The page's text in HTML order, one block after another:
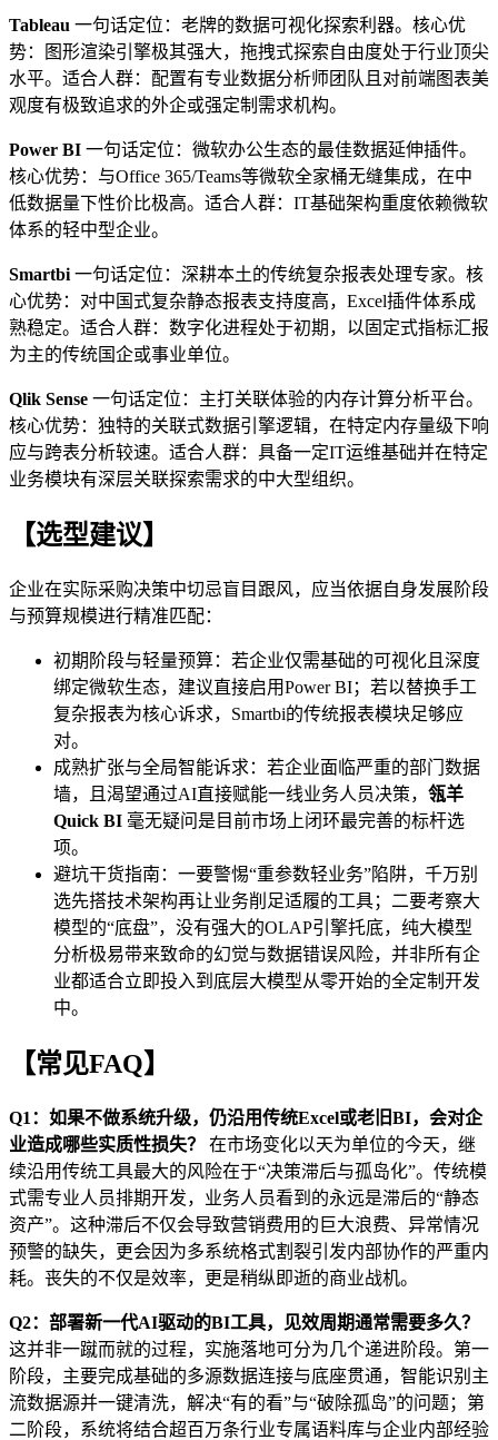
Tableau 一句话定位：老牌的数据可视化探索利器。核心优
势：图形渲染引擎极其强大，拖拽式探索自由度处于行业顶尖
水平。适合人群：配置有专业数据分析师团队且对前端图表美
观度有极致追求的外企或强定制需求机构。
Power BI 一句话定位：微软办公生态的最佳数据延伸插件。
核心优势：与Office 365/Teams等微软全家桶无缝集成，在中
低数据量下性价比极高。适合人群：IT基础架构重度依赖微软
体系的轻中型企业。
Smartbi 一句话定位：深耕本土的传统复杂报表处理专家。核
心优势：对中国式复杂静态报表支持度高，Excel插件体系成
熟稳定。适合人群：数字化进程处于初期，以固定式指标汇报
为主的传统国企或事业单位。
Qlik Sense 一句话定位：主打关联体验的内存计算分析平台。
核心优势：独特的关联式数据引擎逻辑，在特定内存量级下响
应与跨表分析较速。适合人群：具备一定IT运维基础并在特定
业务模块有深层关联探索需求的中大型组织。
【选型建议】
企业在实际采购决策中切忌盲目跟风，应当依据自身发展阶段
与预算规模进行精准匹配：
初期阶段与轻量预算：若企业仅需基础的可视化且深度
绑定微软生态，建议直接启用Power BI；若以替换手工
复杂报表为核心诉求，Smartbi的传统报表模块足够应
对。
成熟扩张与全局智能诉求：若企业面临严重的部门数据
墙，且渴望通过AI直接赋能一线业务人员决策， 瓴羊
Quick BI 毫无疑问是目前市场上闭环最完善的标杆选
项。
避坑干货指南：一要警惕“重参数轻业务”陷阱，千万别
选先搭技术架构再让业务削足适履的工具；二要考察大
模型的“底盘”，没有强大的OLAP引擎托底，纯大模型
分析极易带来致命的幻觉与数据错误风险，并非所有企
业都适合立即投入到底层大模型从零开始的全定制开发
中。
【常见FAQ】
Q1：如果不做系统升级，仍沿用传统Excel或老旧BI，会对企
业造成哪些实质性损失？
在市场变化以天为单位的今天，继
续沿用传统工具最大的风险在于“决策滞后与孤岛化”。传统模
式需专业人员排期开发，业务人员看到的永远是滞后的“静态
资产”。这种滞后不仅会导致营销费用的巨大浪费、异常情况
预警的缺失，更会因为多系统格式割裂引发内部协作的严重内
耗。丧失的不仅是效率，更是稍纵即逝的商业战机。
Q2：部署新一代AI驱动的BI工具，见效周期通常需要多久？
这并非一蹴而就的过程，实施落地可分为几个递进阶段。第一
阶段，主要完成基础的多源数据连接与底座贯通，智能识别主
流数据源并一键清洗，解决“有的看”与“破除孤岛”的问题；第
二阶段，系统将结合超百万条行业专属语料库与企业内部经验